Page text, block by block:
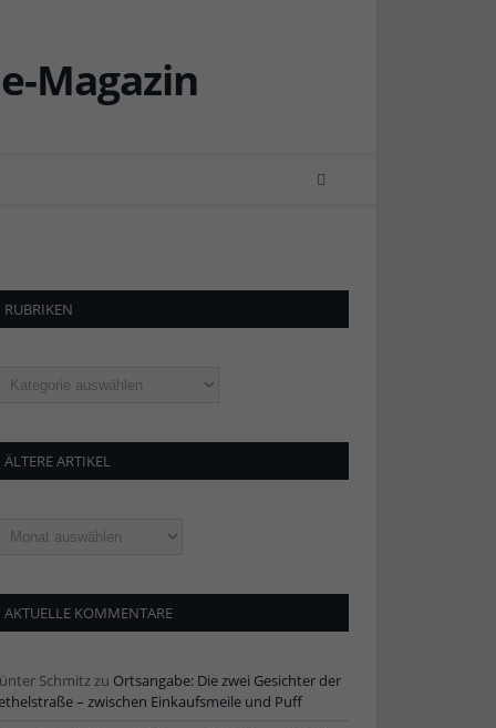
RUBRIKEN
ÄLTERE ARTIKEL
AKTUELLE KOMMENTARE
Schmitzzu Ortsangabe: Die zwei Gesichter der
– zwischen Einkaufsmeile und Puff